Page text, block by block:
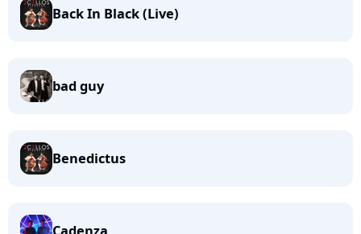
Back In Black (Live)
bad guy
Benedictus